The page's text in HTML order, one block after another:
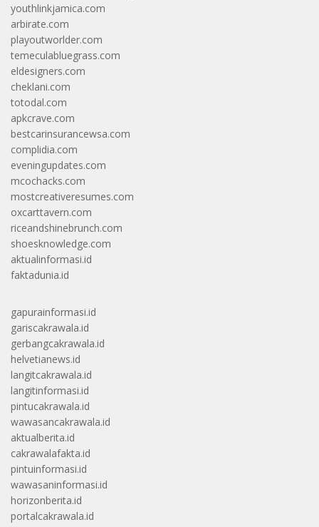
youthlinkjamica.com
arbirate.com
playoutworlder.com
temeculabluegrass.com
eldesigners.com
cheklani.com
totodal.com
apkcrave.com
bestcarinsurancewsa.com
complidia.com
eveningupdates.com
mcochacks.com
mostcreativeresumes.com
oxcarttavern.com
riceandshinebrunch.com
shoesknowledge.com
aktualinformasi.id
faktadunia.id
gapurainformasi.id
gariscakrawala.id
gerbangcakrawala.id
helvetianews.id
langitcakrawala.id
langitinformasi.id
pintucakrawala.id
wawasancakrawala.id
aktualberita.id
cakrawalafakta.id
pintuinformasi.id
wawasaninformasi.id
horizonberita.id
portalcakrawala.id